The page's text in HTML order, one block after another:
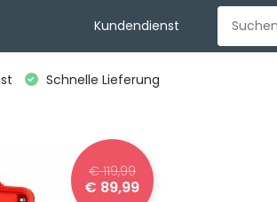
Kundendienst
Schnelle Lieferung
€ 119,99
€ 89,99